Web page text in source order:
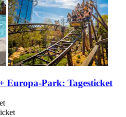
Europa-Park: Tagesticket